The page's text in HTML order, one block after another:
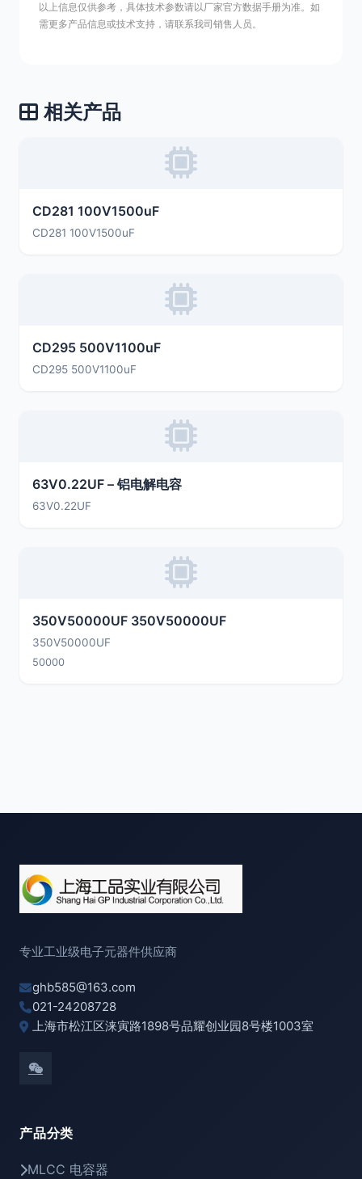
以上信息仅供参考，具体技术参数请以厂家官方数据手册为准。如
需更多产品信息或技术支持，请联系我司销售人员。
相关产品
CD281 100V1500uF
CD281 100V1500uF
CD295 500V1100uF
CD295 500V1100uF
63V0.22UF – 铝电解电容
63V0.22UF
350V50000UF 350V50000UF
350V50000UF
50000
专业工业级电子元器件供应商
ghb585@163.com
021-24208728
上海市松江区涞寅路1898号品耀创业园8号楼1003室
产品分类
MLCC 电容器